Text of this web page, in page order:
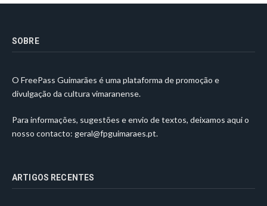
SOBRE
O FreePass Guimarães é uma plataforma de promoção e
divulgação da cultura vimaranense.
Para informações, sugestões e envio de textos, deixamos aqui o
nosso contacto: geral@fpguimaraes.pt.
ARTIGOS RECENTES